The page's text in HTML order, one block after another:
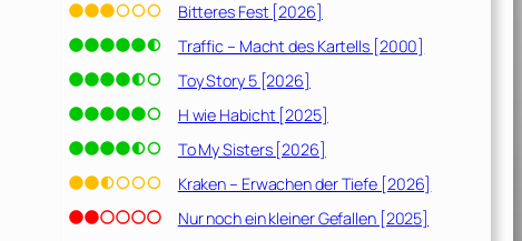
Bitteres Fest [2026]
Traffic – Macht des Kartells [2000]
Toy Story 5 [2026]
H wie Habicht [2025]
To My Sisters [2026]
Kraken – Erwachen der Tiefe [2026]
Nur noch ein kleiner Gefallen [2025]